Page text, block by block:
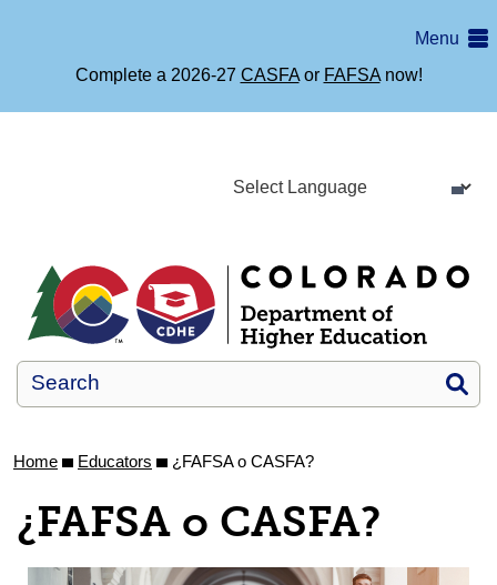
Menu
Complete a 2026-27 CASFAor FAFSAnow!
Home Educators ¿FAFSA o CASFA?
¿FAFSA o CASFA?